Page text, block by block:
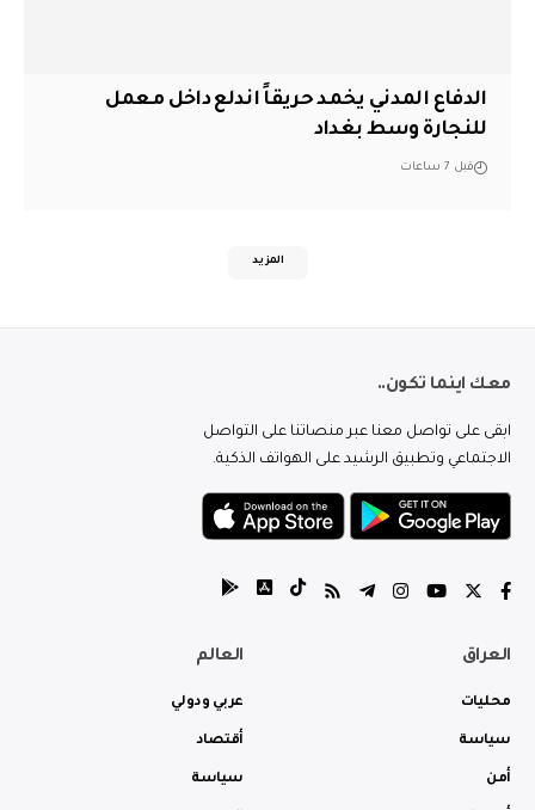
الدفاع المدني يخمد حريقاً اندلع داخل معمل
للنجارة وسط بغداد
قبل 7 ساعات
المزيد
معك اينما تكون..
ابقى على تواصل معنا عبر منصاتنا على التواصل
الاجتماعي وتطبيق الرشيد على الهواتف الذكية.
العراق
محليات
سياسة
أمن
العالم
عربي ودولي
أقتصاد
سياسة